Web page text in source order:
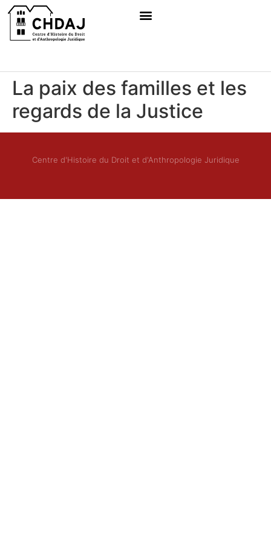
La paix des familles et les
regards de la Justice
Centre d'Histoire du Droit et d'Anthropologie Juridique